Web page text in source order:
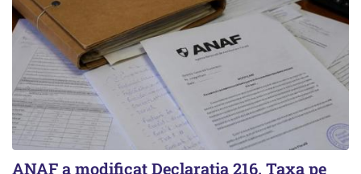
ANAF a modificat Declarația 216. Taxa pe